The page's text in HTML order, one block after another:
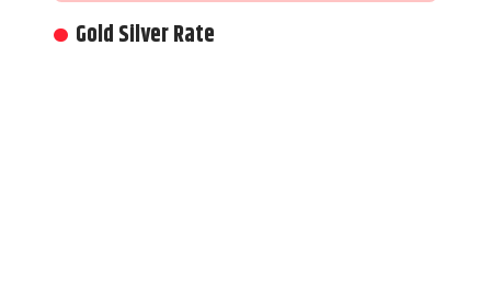
Gold Silver Rate